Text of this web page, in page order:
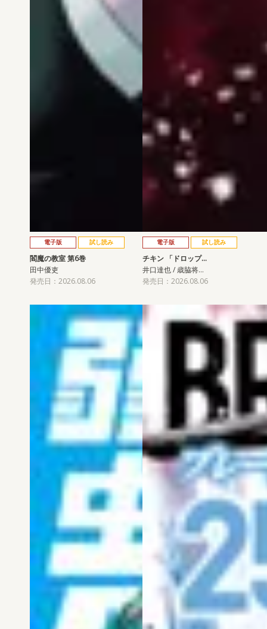
電子版 試し読み
閻魔の教室 第6巻
田中優吏
発売日：2026.08.06
電子版 試し読み
チキン 「ドロップ…
井口達也 / 歳脇将…
発売日：2026.08.06